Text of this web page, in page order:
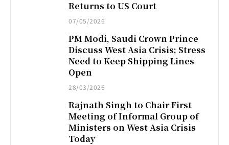
Returns to US Court
07/05/2026
PM Modi, Saudi Crown Prince
Discuss West Asia Crisis; Stress
Need to Keep Shipping Lines
Open
28/03/2026
Rajnath Singh to Chair First
Meeting of Informal Group of
Ministers on West Asia Crisis
Today